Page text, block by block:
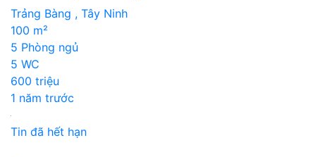
Trảng Bàng , Tây Ninh
100 m²
5 Phòng ngủ
5 WC
600 triệu
1 năm trước
Tin đã hết hạn